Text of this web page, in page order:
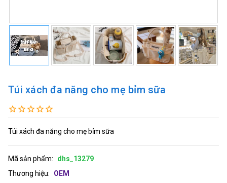
Túi xách đa năng cho mẹ bỉm sữa
Túi xách đa năng cho mẹ bỉm sữa
Mã sản phẩm:
dhs_13279
Thương hiệu:
OEM